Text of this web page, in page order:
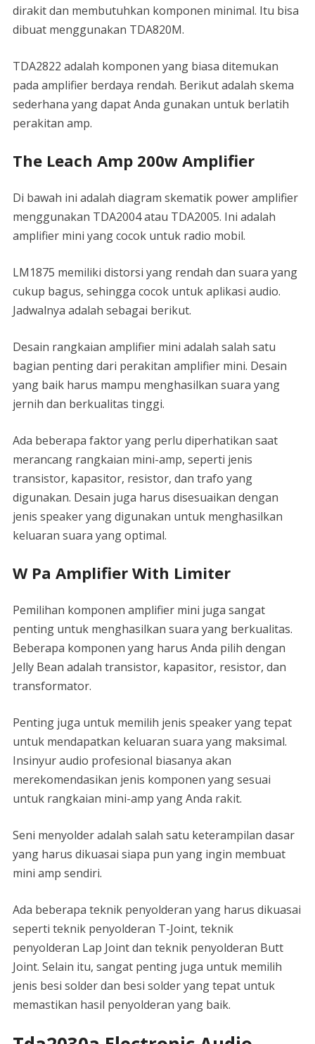
dirakit dan membutuhkan komponen minimal. Itu bisa
dibuat menggunakan TDA820M.
TDA2822 adalah komponen yang biasa ditemukan
pada amplifier berdaya rendah. Berikut adalah skema
sederhana yang dapat Anda gunakan untuk berlatih
perakitan amp.
The Leach Amp 200w Amplifier
Di bawah ini adalah diagram skematik power amplifier
menggunakan TDA2004 atau TDA2005. Ini adalah
amplifier mini yang cocok untuk radio mobil.
LM1875 memiliki distorsi yang rendah dan suara yang
cukup bagus, sehingga cocok untuk aplikasi audio.
Jadwalnya adalah sebagai berikut.
Desain rangkaian amplifier mini adalah salah satu
bagian penting dari perakitan amplifier mini. Desain
yang baik harus mampu menghasilkan suara yang
jernih dan berkualitas tinggi.
Ada beberapa faktor yang perlu diperhatikan saat
merancang rangkaian mini-amp, seperti jenis
transistor, kapasitor, resistor, dan trafo yang
digunakan. Desain juga harus disesuaikan dengan
jenis speaker yang digunakan untuk menghasilkan
keluaran suara yang optimal.
W Pa Amplifier With Limiter
Pemilihan komponen amplifier mini juga sangat
penting untuk menghasilkan suara yang berkualitas.
Beberapa komponen yang harus Anda pilih dengan
Jelly Bean adalah transistor, kapasitor, resistor, dan
transformator.
Penting juga untuk memilih jenis speaker yang tepat
untuk mendapatkan keluaran suara yang maksimal.
Insinyur audio profesional biasanya akan
merekomendasikan jenis komponen yang sesuai
untuk rangkaian mini-amp yang Anda rakit.
Seni menyolder adalah salah satu keterampilan dasar
yang harus dikuasai siapa pun yang ingin membuat
mini amp sendiri.
Ada beberapa teknik penyolderan yang harus dikuasai
seperti teknik penyolderan T-Joint, teknik
penyolderan Lap Joint dan teknik penyolderan Butt
Joint. Selain itu, sangat penting juga untuk memilih
jenis besi solder dan besi solder yang tepat untuk
memastikan hasil penyolderan yang baik.